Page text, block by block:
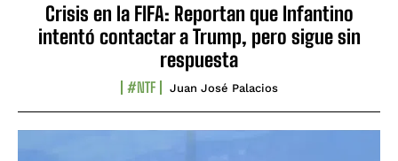
Crisis en la FIFA: Reportan que Infantino
intentó contactar a Trump, pero sigue sin
respuesta
#NTF Juan José Palacios